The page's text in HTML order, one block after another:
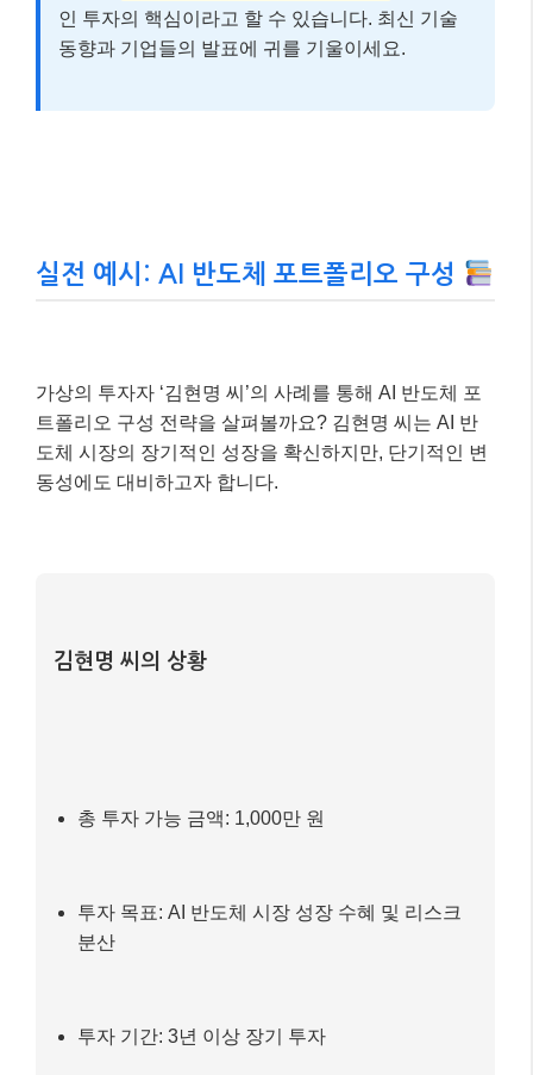
인 투자의 핵심이라고 할 수 있습니다. 최신 기술
동향과 기업들의 발표에 귀를 기울이세요.
실전 예시: AI 반도체 포트폴리오 구성
가상의 투자자 ‘김현명 씨’의 사례를 통해 AI 반도체 포
트폴리오 구성 전략을 살펴볼까요? 김현명 씨는 AI 반
도체 시장의 장기적인 성장을 확신하지만, 단기적인 변
동성에도 대비하고자 합니다.
김현명 씨의 상황
총 투자 가능 금액: 1,000만 원
투자 목표: AI 반도체 시장 성장 수혜 및 리스크
분산
투자 기간: 3년 이상 장기 투자